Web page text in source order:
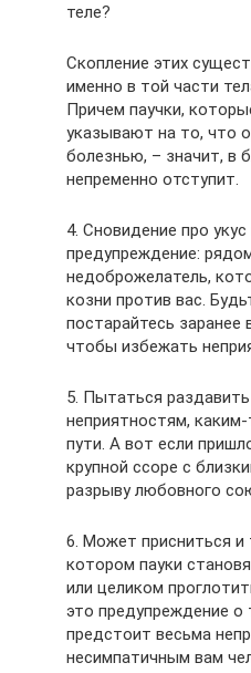
теле?
Скопление этих
именно в той части
Причем паучки,
указывают на то, что
болезнью, – значит, в
непременно отступит.
4. Сновидение про
предупреждение:
недоброжелатель,
козни против вас.
постарайтесь заранее
чтобы избежать
5. Пытаться
неприятностям,
пути. А вот если
крупной ссоре с
разрыву любовного
6. Может присниться и
котором пауки
или целиком
это предупреждение о
предстоит весьма
несимпатичным вам